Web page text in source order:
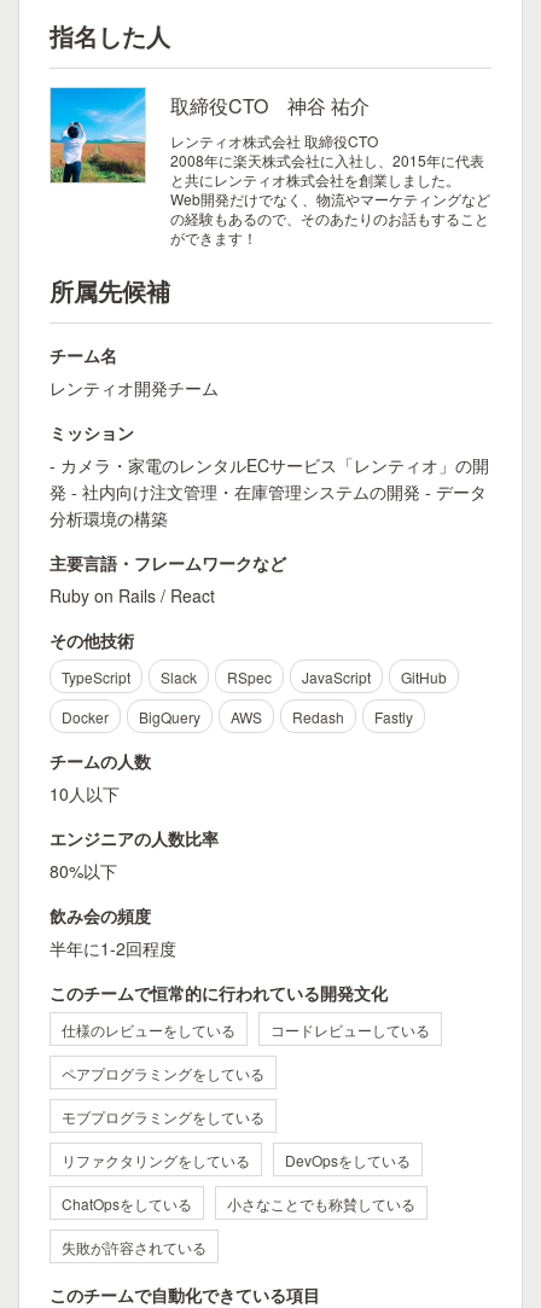
指名した人
取締役CTO 神谷 祐介
レンティオ株式会社 取締役CTO
2008年に楽天株式会社に入社し、2015年に代表
と共にレンティオ株式会社を創業しました。
Web開発だけでなく、物流やマーケティングなど
の経験もあるので、そのあたりのお話もすること
ができます！
所属先候補
チーム名
レンティオ開発チーム
ミッション
- カメラ・家電のレンタルECサービス「レンティオ」の開
発 - 社内向け注文管理・在庫管理システムの開発 - データ
分析環境の構築
主要言語・フレームワークなど
Ruby on Rails / React
その他技術
TypeScript Slack RSpec JavaScript
GitHub
Docker
BigQuery AWS Redash Fastly
チームの人数
10人以下
エンジニアの人数比率
80%以下
飲み会の頻度
半年に1-2回程度
このチームで恒常的に行われている開発文化
仕様のレビューをしている コードレビューしている
ペアプログラミングをしている
モブプログラミングをしている
リファクタリングをしている DevOpsをしている
ChatOpsをしている 小さなことでも称賛している
失敗が許容されている
このチームで自動化できている項目